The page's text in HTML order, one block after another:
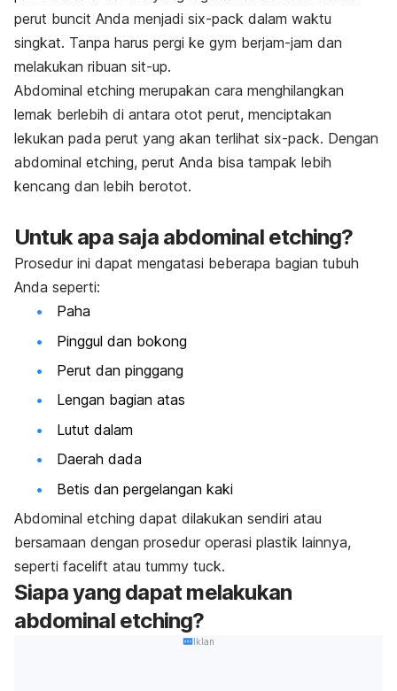
perut buncit Anda menjadi six-pack dalam waktu
singkat. Tanpa harus pergi ke gym berjam-jam dan
melakukan ribuan sit-up.
Abdominal etching merupakan cara menghilangkan
lemak berlebih di antara otot perut, menciptakan
lekukan pada perut yang akan terlihat six-pack. Dengan
abdominal etching, perut Anda bisa tampak lebih
kencang dan lebih berotot.
Untuk apa saja abdominal etching?
Prosedur ini dapat mengatasi beberapa bagian tubuh
Anda seperti:
Paha
Pinggul dan bokong
Perut dan pinggang
Lengan bagian atas
Lutut dalam
Daerah dada
Betis dan pergelangan kaki
Abdominal etching dapat dilakukan sendiri atau
bersamaan dengan prosedur operasi plastik lainnya,
seperti facelift atau tummy tuck.
Siapa yang dapat melakukan
abdominal etching?
Iklan